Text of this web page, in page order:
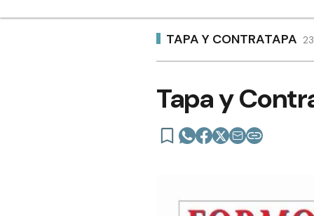
TAPA Y CONTRATAPA
Tapa y